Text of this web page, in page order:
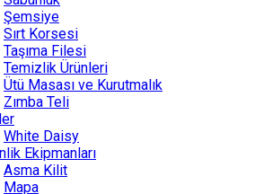
Şemsiye
Sırt Korsesi
Taşıma Filesi
Temizlik Ürünleri
Ütü Masası ve Kurutmalık
Zımba Teli
White Daisy
Ekipmanları
Asma Kilit
Mapa